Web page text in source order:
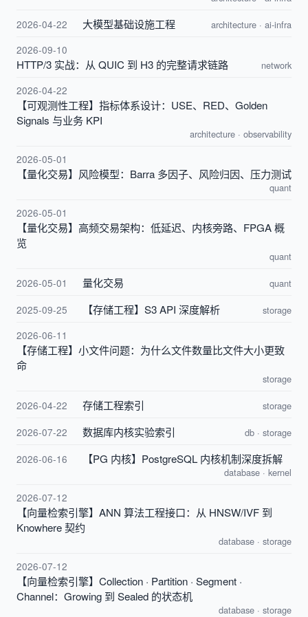
2026-04-22 大模型基础设施工程 architecture · ai-infra
2026-09-10
HTTP/3 实战：从 QUIC 到 H3 的完整请求链路 network
2026-04-22
【可观测性工程】指标体系设计：USE、RED、Golden
Signals 与业务 KPI
architecture · observability
2026-05-01
【量化交易】风险模型：Barra 多因子、风险归因、压力测试
quant
2026-05-01
【量化交易】高频交易架构：低延迟、内核旁路、FPGA 概
览
quant
2026-05-01 量化交易 quant
2025-09-25 【存储工程】S3 API 深度解析 storage
2026-06-11
【存储工程】小文件问题：为什么文件数量比文件大小更致
命
storage
2026-04-22 存储工程索引 storage
2026-07-22 数据库内核实验索引 db · storage
2026-06-16 【PG 内核】PostgreSQL 内核机制深度拆解
database · kernel
2026-07-12
【向量检索引擎】ANN 算法工程接口：从 HNSW/IVF 到
Knowhere 契约
database · storage
2026-07-12
【向量检索引擎】Collection · Partition · Segment ·
Channel：Growing 到 Sealed 的状态机
database · storage